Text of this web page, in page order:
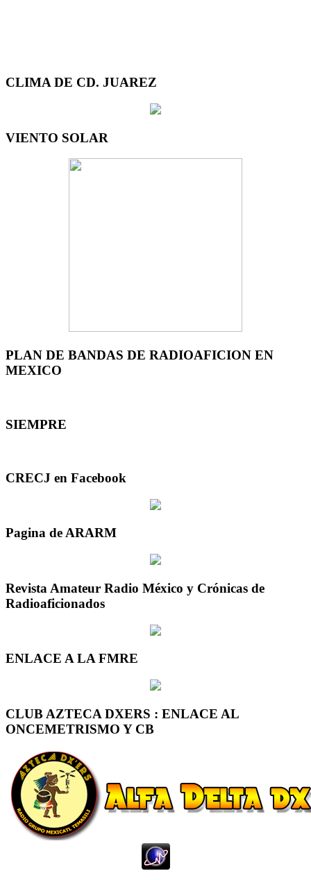
CLIMA DE CD. JUAREZ
VIENTO SOLAR
PLAN DE BANDAS DE RADIOAFICION EN
MEXICO
SIEMPRE
CRECJ en Facebook
Pagina de ARARM
Revista Amateur Radio México y Crónicas de
Radioaficionados
ENLACE A LA FMRE
CLUB AZTECA DXERS : ENLACE AL
ONCEMETRISMO Y CB